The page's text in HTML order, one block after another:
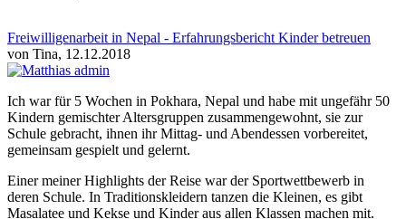
Freiwilligenarbeit in Nepal - Erfahrungsbericht Kinder betreuen
von Tina, 12.12.2018
Ich war für 5 Wochen in Pokhara, Nepal und habe mit ungefähr 50
Kindern gemischter Altersgruppen zusammengewohnt, sie zur
Schule gebracht, ihnen ihr Mittag- und Abendessen vorbereitet,
gemeinsam gespielt und gelernt.
Einer meiner Highlights der Reise war der Sportwettbewerb in
deren Schule. In Traditionskleidern tanzen die Kleinen, es gibt
Masalatee und Kekse und Kinder aus allen Klassen machen mit.